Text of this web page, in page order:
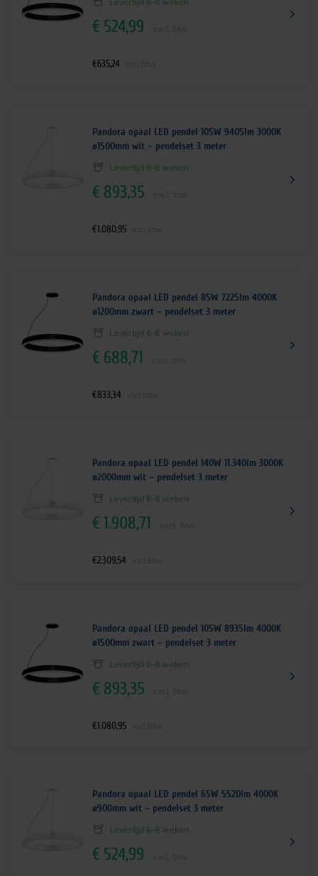
€ 524,99
€635,24
Pandora opaal LED pendel 105W 9405lm 3000K
ø1500mm wit – pendelset 3 meter
Levertijd 6-8 weken
€ 893,35
€1.080,95
Pandora opaal LED pendel 85W 7225lm 4000K
ø1200mm zwart – pendelset 3 meter
Levertijd 6-8 weken
€ 688,71
€833,34
Pandora opaal LED pendel 140W 11.340lm 3000K
ø2000mm wit – pendelset 3 meter
Levertijd 6-8 weken
€1.908,71
€2.309,54
Pandora opaal LED pendel 105W 8935lm 4000K
ø1500mm zwart – pendelset 3 meter
Levertijd 6-8 weken
€ 893,35
€1.080,95
Pandora opaal LED pendel 65W 5520lm 4000K
ø900mm wit – pendelset 3 meter
Levertijd 6-8 weken
€ 524,99